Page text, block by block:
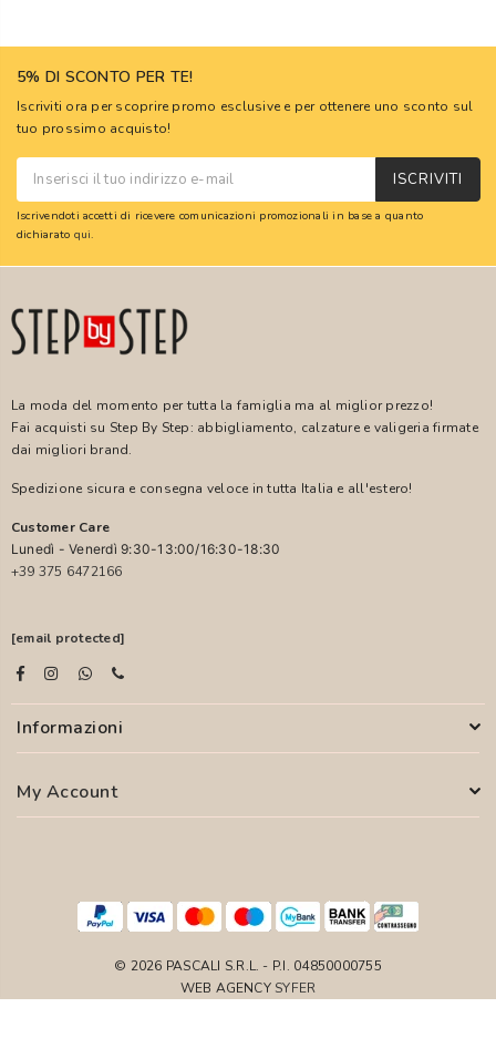
5% DI SCONTO PER TE!
Iscriviti ora per scoprire promo esclusive e per ottenere uno sconto sul
tuo prossimo acquisto!
ISCRIVITI
Iscrivendoti accetti di ricevere comunicazioni promozionali in base a quanto
dichiarato qui.
La moda del momento per tutta la famiglia ma al miglior prezzo!
Fai acquisti su Step By Step: abbigliamento, calzature e valigeria firmate
dai migliori brand.
Spedizione sicura e consegna veloce in tutta Italia e all'estero!
Customer Care
Lunedì - Venerdì 9:30-13:00/16:30-18:30
+39 375 6472166
[email protected]
Informazioni
My Account
© 2026 PASCALI S.R.L. - P.I. 04850000755
WEB AGENCY SYFER